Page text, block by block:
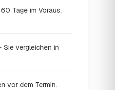
Tage im Voraus.
vergleichen in
vor dem Termin.